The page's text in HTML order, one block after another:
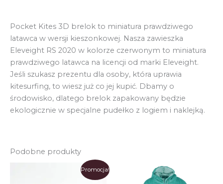
Pocket Kites 3D brelok to miniatura prawdziwego
latawca w wersji kieszonkowej. Nasza zawieszka
Eleveight RS 2020 w kolorze czerwonym to miniatura
prawdziwego latawca na licencji od marki Eleveight.
Jeśli szukasz prezentu dla osoby, która uprawia
kitesurfing, to wiesz już co jej kupić. Dbamy o
środowisko, dlatego brelok zapakowany będzie
ekologicznie w specjalne pudełko z logiem i naklejką.
Podobne produkty
Promocja!